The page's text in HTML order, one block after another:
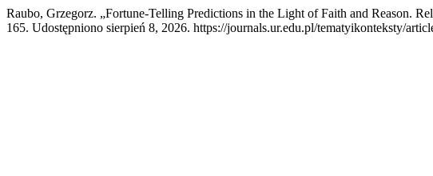
Raubo, Grzegorz. „Fortune-Telling Predictions in the Light of Faith and Reason.
165. Udostępniono sierpień 8, 2026. https://journals.ur.edu.pl/tematyikonteksty/